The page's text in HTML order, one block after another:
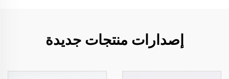
إصدارات منتجات جديدة